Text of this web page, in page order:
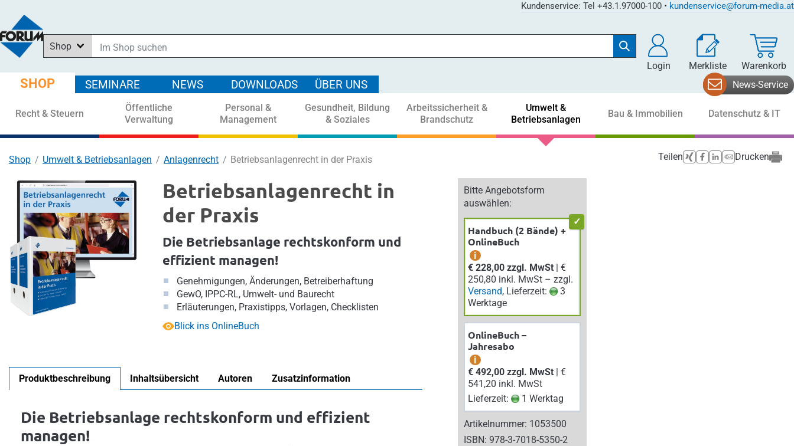
Kundenservice: Tel +43.1.97000-100 • kundenservice@forum-media.at
Shop
In News suchen
In Downloads suchen
In Seminaren suchen
Login Merkliste Warenkorb
SHOP SEMINARE NEWS DOWNLOADS ÜBER UNS News-Service
Recht & Steuern
Öffentliche
Verwaltung
Personal &
Management
Gesundheit, Bildung
& Soziales
Arbeitssicherheit &
Brandschutz
Umwelt &
Betriebsanlagen
Bau & Immobilien Datenschutz & IT
Shop Umwelt & Betriebsanlagen Anlagenrecht Betriebsanlagenrecht in der Praxis
Betriebsanlagenrecht in
der Praxis
Die Betriebsanlage rechtskonform und
effizient managen!
Genehmigungen, Änderungen, Betreiberhaftung
GewO, IPPC-RL, Umwelt- und Baurecht
Erläuterungen, Praxistipps, Vorlagen, Checklisten
Blick ins OnlineBuch
Bitte Angebotsform
auswählen:
Handbuch (2 Bände) +
OnlineBuch
i
€ 228,00 zzgl. MwSt | €
250,80 inkl. MwSt – zzgl.
Versand, Lieferzeit:
3
Werktage
OnlineBuch –
Jahresabo
i
€ 492,00 zzgl. MwSt | €
541,20 inkl. MwSt
Lieferzeit:
1 Werktag
Artikelnummer: 1053500
ISBN: 978-3-7018-5350-2
Produktbeschreibung Inhaltsübersicht Autoren Zusatzinformation
Die Betriebsanlage rechtskonform und effizient
managen!
Teilen Drucken